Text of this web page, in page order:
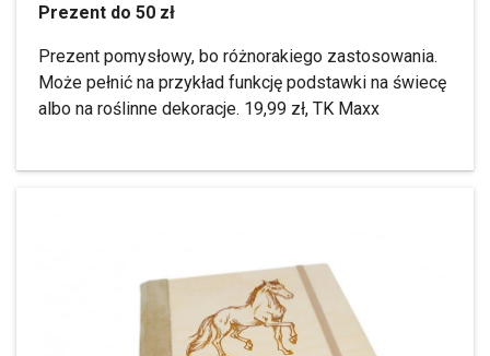
Prezent do 50 zł
Prezent pomysłowy, bo różnorakiego zastosowania.
Może pełnić na przykład funkcję podstawki na świecę
albo na roślinne dekoracje. 19,99 zł, TK Maxx